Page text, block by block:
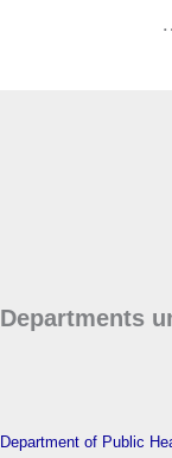
Departments
Department of Public